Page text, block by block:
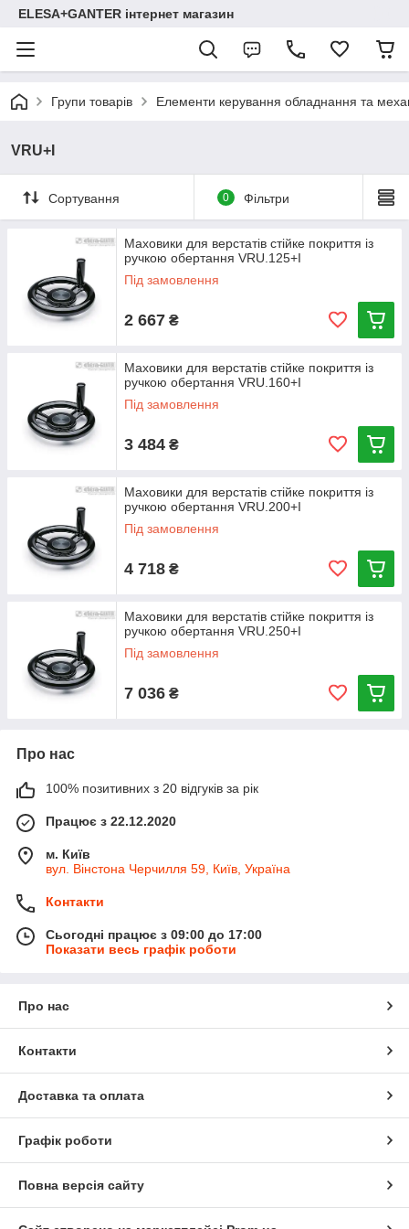
ELESA+GANTER інтернет магазин
Групи товарів Елементи керування обладнання та
VRU+I
Сортування 0 Фільтри
Маховики для верстатів стійке покриття із
ручкою обертання VRU.125+I
Під замовлення
2 667 ₴
Маховики для верстатів стійке покриття із
ручкою обертання VRU.160+I
Під замовлення
3 484 ₴
Маховики для верстатів стійке покриття із
ручкою обертання VRU.200+I
Під замовлення
4 718 ₴
Маховики для верстатів стійке покриття із
ручкою обертання VRU.250+I
Під замовлення
7 036 ₴
Про нас
100% позитивних з 20 відгуків за рік
Працює з 22.12.2020
м. Київ
вул. Вінстона Черчилля 59, Київ, Україна
Контакти
Сьогодні працює з 09:00 до 17:00
Показати весь графік роботи
Про нас
Контакти
Доставка та оплата
Графік роботи
Повна версія сайту